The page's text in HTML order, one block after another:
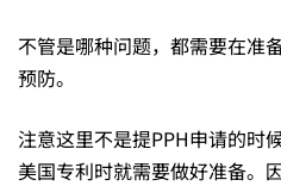
不管是哪种问题，都需要在准
预防。
注意这里不是提PPH申请的时
美国专利时就需要做好准备。